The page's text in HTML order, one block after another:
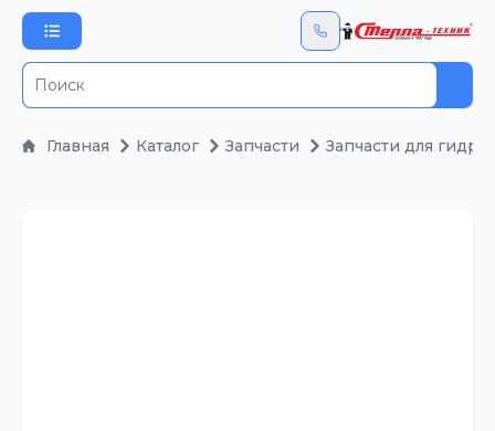
Главная Каталог Запчасти Запчасти для